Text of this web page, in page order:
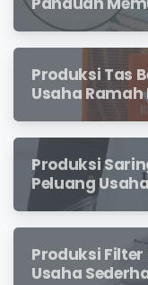
Menjanjikan
Produksi Tas
Usaha
Produksi
Peluang
Permintaan
Produksi Filter
Usaha